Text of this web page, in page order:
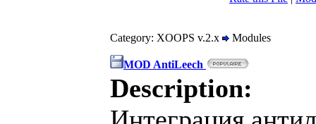
Category: XOOPS v.2.x Modules
MOD AntiLeech
Description: